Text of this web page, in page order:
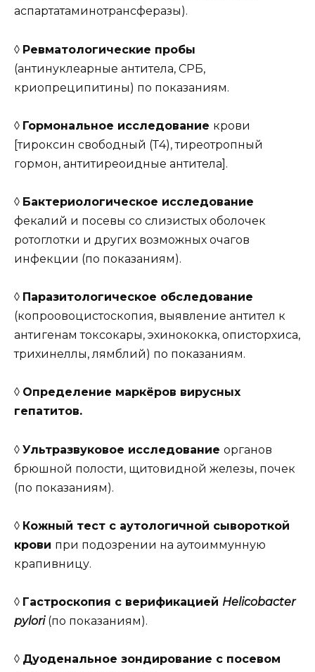
аспартатаминотрансферазы).
◊ Ревматологические пробы
(антинуклеарные антитела, СРБ,
криопреципитины) по показаниям.
◊ Гормональное исследование крови
[тироксин свободный (Т4), тиреотропный
гормон, антитиреоидные антитела].
◊ Бактериологическое исследование
фекалий и посевы со слизистых оболочек
ротоглотки и других возможных очагов
инфекции (по показаниям).
◊ Паразитологическое обследование
(копроовоцистоскопия, выявление антител к
антигенам токсокары, эхинококка, описторхиса,
трихинеллы, лямблий) по показаниям.
◊ Определение маркёров вирусных
гепатитов.
◊ Ультразвуковое исследование органов
брюшной полости, щитовидной железы, почек
(по показаниям).
◊ Кожный тест с аутологичной сывороткой
крови при подозрении на аутоиммунную
крапивницу.
◊ Гастроскопия с верификацией Helicobacter
pylori (по показаниям).
◊ Дуоденальное зондирование с посевом